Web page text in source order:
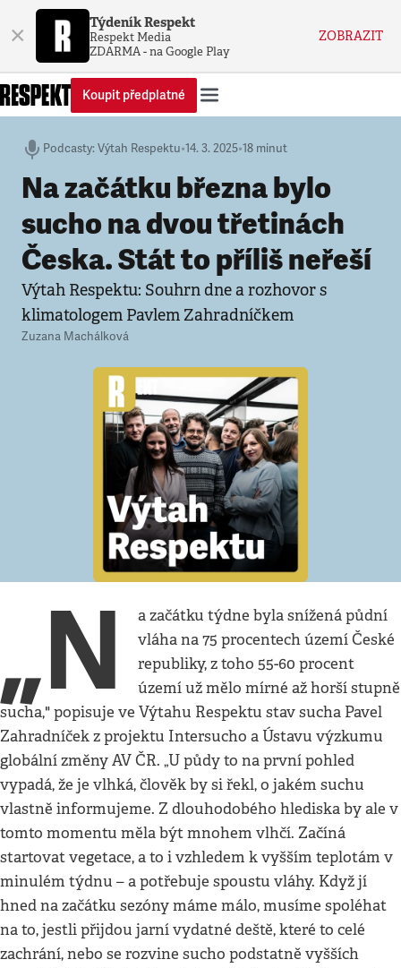
× Týdeník Respekt
Respekt Media
ZDARMA - na Google Play
ZOBRAZIT
Koupit předplatné
Podcasty: Výtah Respektu•14. 3. 2025•18 minut
Na začátku března bylo
sucho na dvou třetinách
Česka. Stát to příliš neřeší
Výtah Respektu: Souhrn dne a rozhovor s
klimatologem Pavlem Zahradníčkem
Zuzana Machálková
„N
a začátku týdne byla snížená půdní
vláha na 75 procentech území České
republiky, z toho 55-60 procent
území už mělo mírné až horší stupně
sucha," popisuje ve Výtahu Respektu stav sucha Pavel
Zahradníček z projektu Intersucho a Ústavu výzkumu
globální změny AV ČR. „U půdy to na první pohled
vypadá, že je vlhká, člověk by si řekl, o jakém suchu
vlastně informujeme. Z dlouhodobého hlediska by ale v
tomto momentu měla být mnohem vlhčí. Začíná
startovat vegetace, a to i vzhledem k vyšším teplotám v
minulém týdnu – a potřebuje spoustu vláhy. Když jí
hned na začátku sezóny máme málo, musíme spoléhat
na to, jestli přijdou jarní vydatné deště, které to celé
zachrání, nebo se rozvine sucho podstatně vyšších